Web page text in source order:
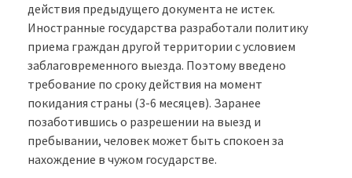
действия предыдущего документа не истек.
Иностранные государства разработали политику
приема граждан другой территории с условием
заблаговременного выезда. Поэтому введено
требование по сроку действия на момент
покидания страны (3-6 месяцев). Заранее
позаботившись о разрешении на выезд и
пребывании, человек может быть спокоен за
нахождение в чужом государстве.